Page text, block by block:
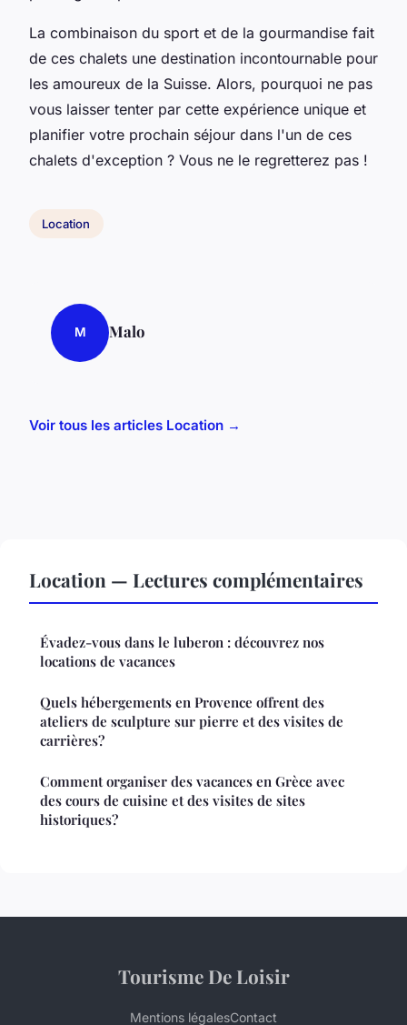
La combinaison du sport et de la gourmandise fait
de ces chalets une destination incontournable pour
les amoureux de la Suisse. Alors, pourquoi ne pas
vous laisser tenter par cette expérience unique et
planifier votre prochain séjour dans l'un de ces
chalets d'exception ? Vous ne le regretterez pas !
Location
M Malo
Voir tous les articles Location →
Location — Lectures complémentaires
Évadez-vous dans le luberon : découvrez nos
locations de vacances
Quels hébergements en Provence offrent des
ateliers de sculpture sur pierre et des visites de
carrières?
Comment organiser des vacances en Grèce avec
des cours de cuisine et des visites de sites
historiques?
Tourisme De Loisir
Mentions légalesContact